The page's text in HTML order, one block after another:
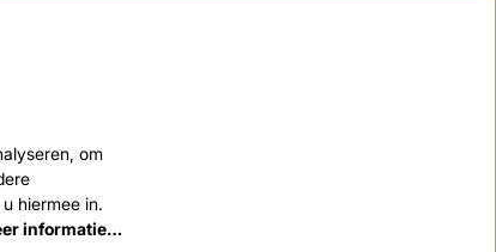
beschermd door reCAPTCHA, dataverwerking gebeurt in
met de Cloud Data Processing Addendum
om
hiermee in.
informatie…